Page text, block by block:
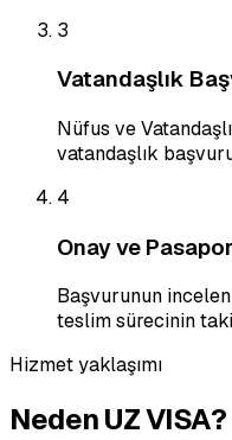
3
Vatandaşlık
Nüfus ve
vatandaşlık
4
Onay ve
Başvurunun
teslim sürecinin
Hizmet yaklaşımı
Neden UZ VISA?